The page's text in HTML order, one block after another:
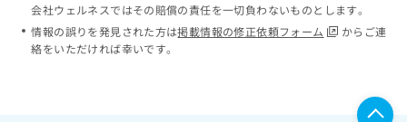
会社ウェルネスではその賠償の責任を一切負わないものとします。
情報の誤りを発見された方は掲載情報の修正依頼フォーム
からご連
絡をいただければ幸いです。